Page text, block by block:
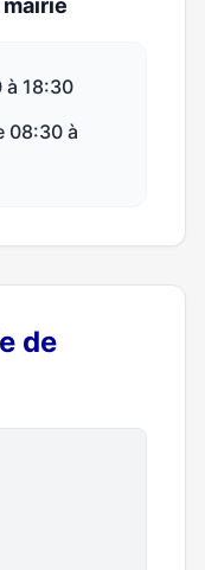
à 18:30
08:30 à
de